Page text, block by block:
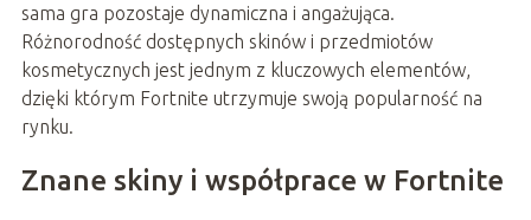
sama gra pozostaje dynamiczna i angażująca.
Różnorodność dostępnych skinów i przedmiotów
kosmetycznych jest jednym z kluczowych elementów,
dzięki którym Fortnite utrzymuje swoją popularność na
rynku.
Znane skiny i współprace w Fortnite